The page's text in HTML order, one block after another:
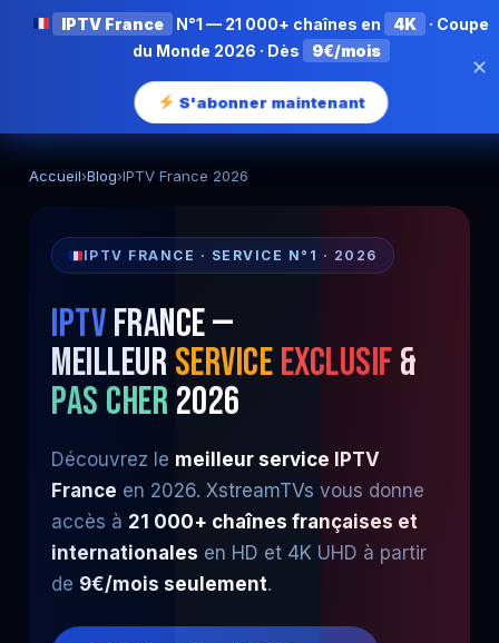
IPTV France N°1 — 21 000+ chaînes en 4K
· Coupe
du Monde 2026 · Dès
9€/mois
S'abonner maintenant
✕
Accueil›Blog›IPTV France 2026
IPTV FRANCE · SERVICE N°1 · 2026
IPTVFrance—
MeilleurServiceExclusif&
Pas Cher2026
Découvrez le meilleur service IPTV
France en 2026. XstreamTVs vous donne
accès à 21 000+ chaînes françaises et
internationales en HD et 4K UHD à partir
de 9€/mois seulement.